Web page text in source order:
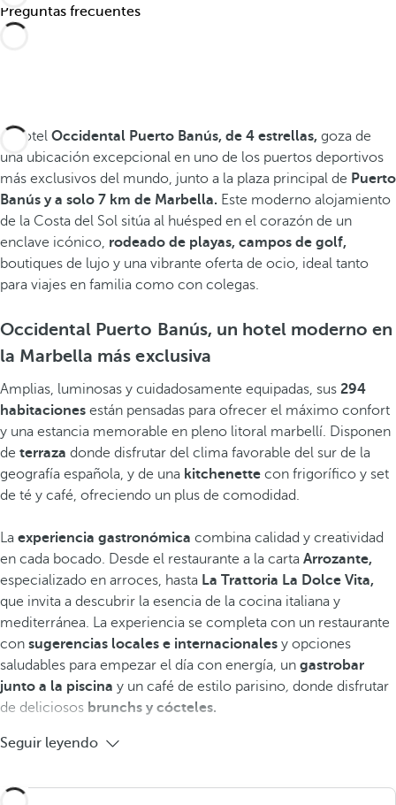
Preguntas frecuentes
El hotel Occidental Puerto Banús, de 4 estrellas, goza de
una ubicación excepcional en uno de los puertos deportivos
más exclusivos del mundo, junto a la plaza principal de Puerto
Banús y a solo 7 km de Marbella. Este moderno alojamiento
de la Costa del Sol sitúa al huésped en el corazón de un
enclave icónico, rodeado de playas, campos de golf,
boutiques de lujo y una vibrante oferta de ocio, ideal tanto
para viajes en familia como con colegas.
Occidental Puerto Banús, un hotel moderno en
la Marbella más exclusiva
Amplias, luminosas y cuidadosamente equipadas, sus 294
habitaciones están pensadas para ofrecer el máximo confort
y una estancia memorable en pleno litoral marbellí. Disponen
de terraza donde disfrutar del clima favorable del sur de la
geografía española, y de una kitchenette con frigorífico y set
de té y café, ofreciendo un plus de comodidad.
La experiencia gastronómica combina calidad y creatividad
en cada bocado. Desde el restaurante a la carta Arrozante,
especializado en arroces, hasta La Trattoria La Dolce Vita,
que invita a descubrir la esencia de la cocina italiana y
mediterránea. La experiencia se completa con un restaurante
con sugerencias locales e internacionales y opciones
saludables para empezar el día con energía, un gastrobar
junto a la piscina y un café de estilo parisino, donde disfrutar
de deliciosos brunchs y cócteles.
Seguir leyendo